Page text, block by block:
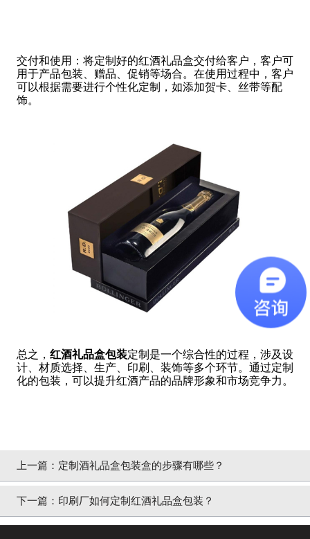
交付和使用：将定制好的红酒礼品盒交付给客户，客户可
用于产品包装、赠品、促销等场合。在使用过程中，客户
可以根据需要进行个性化定制，如添加贺卡、丝带等配
饰。
总之， 红酒礼品盒包装定制是一个综合性的过程，涉及设
计、材质选择、生产、印刷、装饰等多个环节。通过定制
化的包装，可以提升红酒产品的品牌形象和市场竞争力。
上一篇： 定制酒礼品盒包装盒的步骤有哪些？
下一篇： 印刷厂如何定制红酒礼品盒包装？